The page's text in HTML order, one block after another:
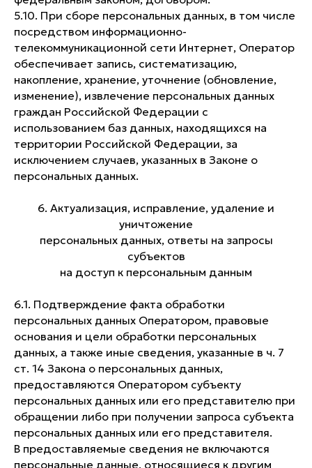
5.10. При сборе персональных данных, в том числе
посредством информационно-
телекоммуникационной сети Интернет, Оператор
обеспечивает запись, систематизацию,
накопление, хранение, уточнение (обновление,
изменение), извлечение персональных данных
граждан Российской Федерации с
использованием баз данных, находящихся на
территории Российской Федерации, за
исключением случаев, указанных в Законе о
персональных данных.
6. Актуализация, исправление, удаление и
уничтожение
персональных данных, ответы на запросы
субъектов
на доступ к персональным данным
6.1. Подтверждение факта обработки
персональных данных Оператором, правовые
основания и цели обработки персональных
данных, а также иные сведения, указанные в ч. 7
ст. 14 Закона о персональных данных,
предоставляются Оператором субъекту
персональных данных или его представителю при
обращении либо при получении запроса субъекта
персональных данных или его представителя.
В предоставляемые сведения не включаются
персональные данные, относящиеся к другим